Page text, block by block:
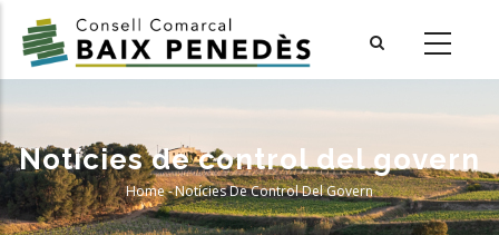
main
Notícies de control del govern
Breadcrumb
Home-Notícies De Control Del Govern